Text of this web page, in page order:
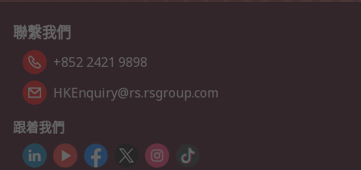
聯繫我們
+852 2421 9898
HKEnquiry@rs.rsgroup.com
跟着我們